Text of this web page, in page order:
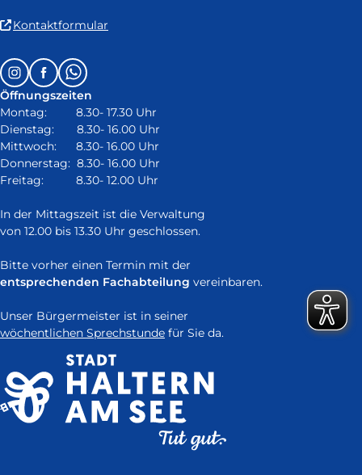
Kontaktformular
in
neuem
Fenster)
Follow
us
on:
InstagramFacebookWhatsapp
Öffnungszeiten
Montag: 8.30- 17.30 Uhr
Dienstag: 8.30- 16.00 Uhr
Mittwoch: 8.30- 16.00 Uhr
Donnerstag: 8.30- 16.00 Uhr
Freitag: 8.30- 12.00 Uhr
In der Mittagszeit ist die Verwaltung
von 12.00 bis 13.30 Uhr geschlossen.
Bitte vorher einen Termin mit der
entsprechenden Fachabteilung vereinbaren.
Unser Bürgermeister ist in seiner
wöchentlichen Sprechstunde für Sie da.